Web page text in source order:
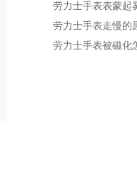
劳力士手表表蒙起
劳力士手表走慢的
劳力士手表被磁化